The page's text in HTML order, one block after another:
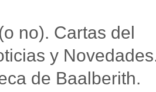
no). Cartas del
y
de Baalberith.